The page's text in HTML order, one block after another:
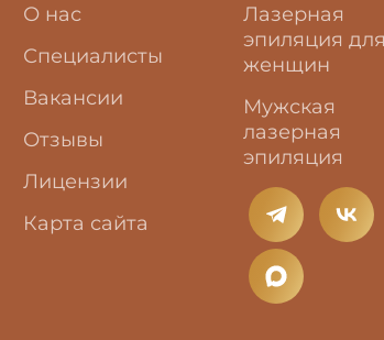
О нас
Специалисты
Вакансии
Отзывы
Лицензии
Карта сайта
Лазерная
эпиляция для
женщин
Мужская
лазерная
эпиляция